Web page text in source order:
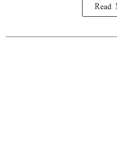
Read